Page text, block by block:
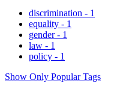
discrimination - 1
equality - 1
gender - 1
law - 1
policy - 1
Show Only Popular Tags